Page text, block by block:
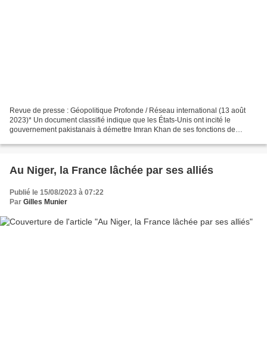
Revue de presse : Géopolitique Profonde / Réseau international (13 août
2023)* Un document classifié indique que les États-Unis ont incité le
gouvernement pakistanais à démettre Imran Khan de ses fonctions de
Au Niger, la France lâchée par ses alliés
Publié le 15/08/2023 à 07:22
Par Gilles Munier